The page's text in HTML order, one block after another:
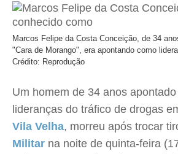
Marcos Felipe da Costa Conceição, de 34
"Cara de Morango", era apontando como
Crédito: Reprodução
Um homem de 34 anos
lideranças do tráfico de drogas
Vila Velha, morreu após trocar
Militar na noite de quinta-feira